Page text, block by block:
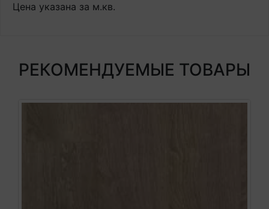
Цена указана за м.кв.
РЕКОМЕНДУЕМЫЕ ТОВАРЫ